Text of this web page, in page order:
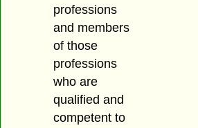
professions
and members
of those
professions
who are
qualified and
competent to